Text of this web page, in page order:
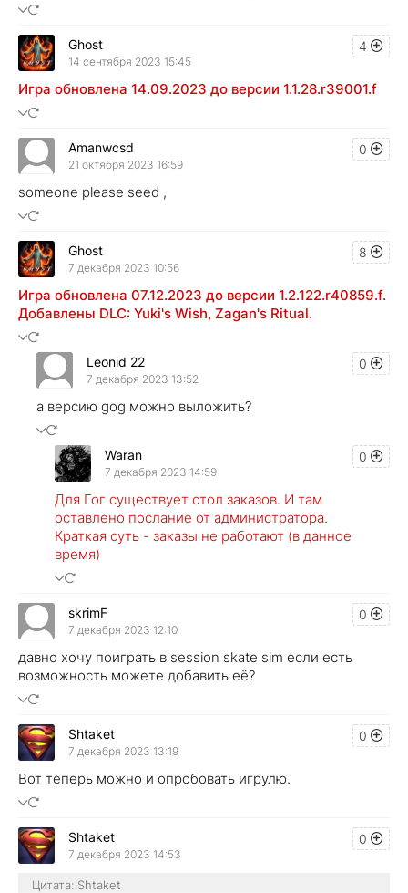
4
Ghost
14 сентября 2023 15:45
Игра обновлена 14.09.2023 до версии 1.1.28.r39001.f
0
Amanwcsd
21 октября 2023 16:59
someone please seed ,
8
Ghost
7 декабря 2023 10:56
Игра обновлена 07.12.2023 до версии 1.2.122.r40859.f.
Добавлены DLC: Yuki's Wish, Zagan's Ritual.
0
Leonid 22
7 декабря 2023 13:52
а версию gog можно выложить?
0
Waran
7 декабря 2023 14:59
Для Гог существует стол заказов. И там
оставлено послание от администратора.
Краткая суть - заказы не работают (в данное
время)
0
skrimF
7 декабря 2023 12:10
давно хочу поиграть в session skate sim если есть
возможность можете добавить её?
0
Shtaket
7 декабря 2023 13:19
Вот теперь можно и опробовать игрулю.
0
Shtaket
7 декабря 2023 14:53
Цитата: Shtaket